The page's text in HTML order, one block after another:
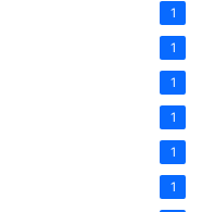
1
1
1
1
1
1